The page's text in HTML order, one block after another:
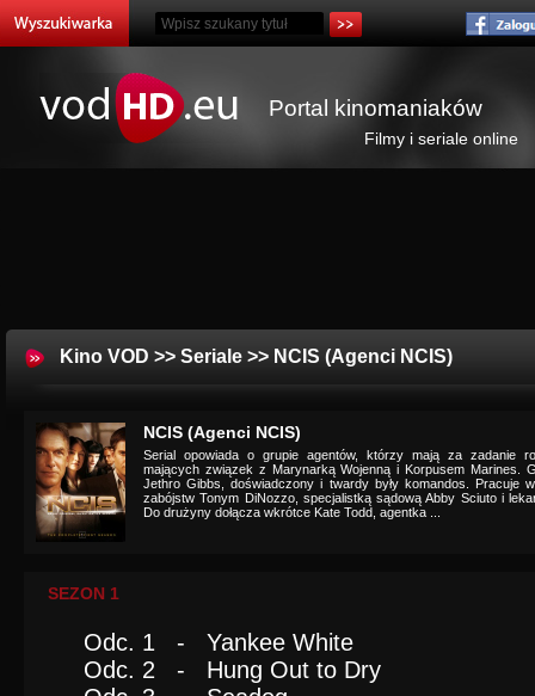
Portal kinomaniaków
Filmy i seriale online
Kino VOD >> Seriale >> NCIS (Agenci NCIS)
NCIS (Agenci NCIS)
Serial opowiada o grupie agentów, którzy mają za zadanie
mających związek z Marynarką Wojenną i Korpusem Marines.
Jethro Gibbs, doświadczony i twardy były komandos. Pracuje
zabójstw Tonym DiNozzo, specjalistką sądową Abby Sciuto i
Do drużyny dołącza wkrótce Kate Todd, agentka ...
SEZON 1
Odc. 1 - Yankee White
Odc. 2 - Hung Out to Dry